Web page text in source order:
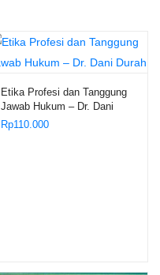
Etika Profesi dan Tanggung
Jawab Hukum – Dr. Dani
Durah
Rp110.000